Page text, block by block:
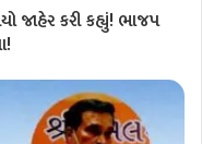
જાહેર કરી કહ્યું! ભાજપ